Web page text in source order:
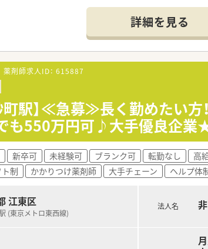
報と応需状況について】
駅から徒歩3分の好立地にあり、通勤に便利な
クリニックから主に内科や循環器内科の処方箋
について】
50代までの幅広い世代の従業員が活躍してお
と比較して高水準の待遇を用意しており、従
ュニケーションツールを活用して従業員同士
と雰囲気】
ミュニケーションを円滑にするツールを導入
アルに縛られない実務を通じた教育体制を取り
員の育休取得実績もあるなど、性別に関わら
にオススメ】
ベートの時間をしっかりと確保しながら、高水
循環器科だけでなく眼科などの多様な処方経験
密着した在宅医療に関心があり、患者様一人ひ
詳細を見る
薬剤師求人ID： 615887
町駅】≪急募≫長く勤めたい
550万円可♪大手優良企業★
新卒可 未経験可 ブランク可 転勤なし 高
制 かかりつけ薬剤師 大手チェーン ヘルプ体
江東区
(東京メトロ東西線)
法人名